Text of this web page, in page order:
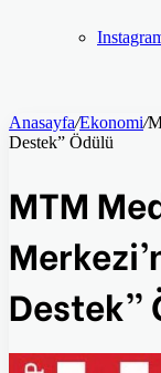
Anasayfa/Ekonomi/
Destek” Ödülü
MTM
Destek”